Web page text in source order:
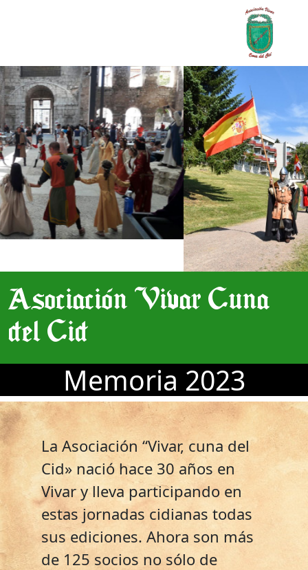
Asociación Vivar Cuna
del Cid
Memoria 2023
La Asociación “Vivar, cuna del
Cid» nació hace 30 años en
Vivar y lleva participando en
estas jornadas cidianas todas
sus ediciones. Ahora son más
de 125 socios no sólo de